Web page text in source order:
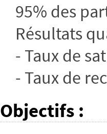
95% des
Résultats
- Taux de
- Taux de
Objectifs :